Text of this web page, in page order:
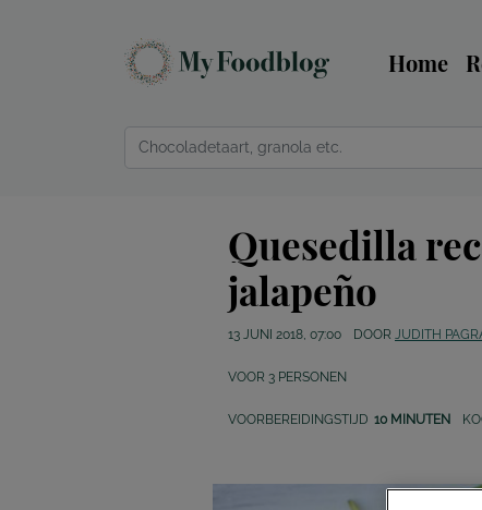
Home
Quesedilla
jalapeño
13 JUNI 2018, 07:00 DOOR JUDITH
VOOR 3 PERSONEN
VOORBEREIDINGSTIJD 10 MINUTEN